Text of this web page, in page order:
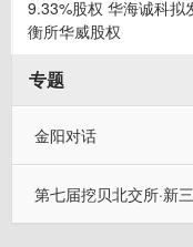
9.33%股权 华海诚科拟
衡所华威股权
专题
金阳对话
第七届挖贝北交所·新